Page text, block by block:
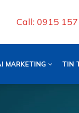
Call: 0915
MARKETING TIN